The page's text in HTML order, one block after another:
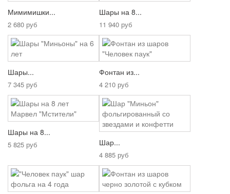
Мимимишки...
2 680 руб
Шары на 8...
11 940 руб
Шары...
7 345 руб
Фонтан из...
4 210 руб
Шары на 8...
5 825 руб Шар...
4 885 руб